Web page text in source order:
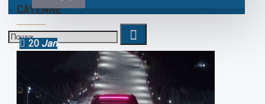
CAYENNE
20 Jan